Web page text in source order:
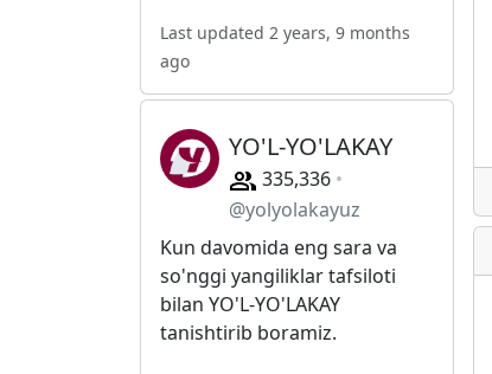
Last updated 2 years, 9 months
ago
YO'L-YO'LAKAY
335,336
@yolyolakayuz
Kun davomida eng sara va
so'nggi yangiliklar tafsiloti
bilan YO'L-YO'LAKAY
tanishtirib boramiz.